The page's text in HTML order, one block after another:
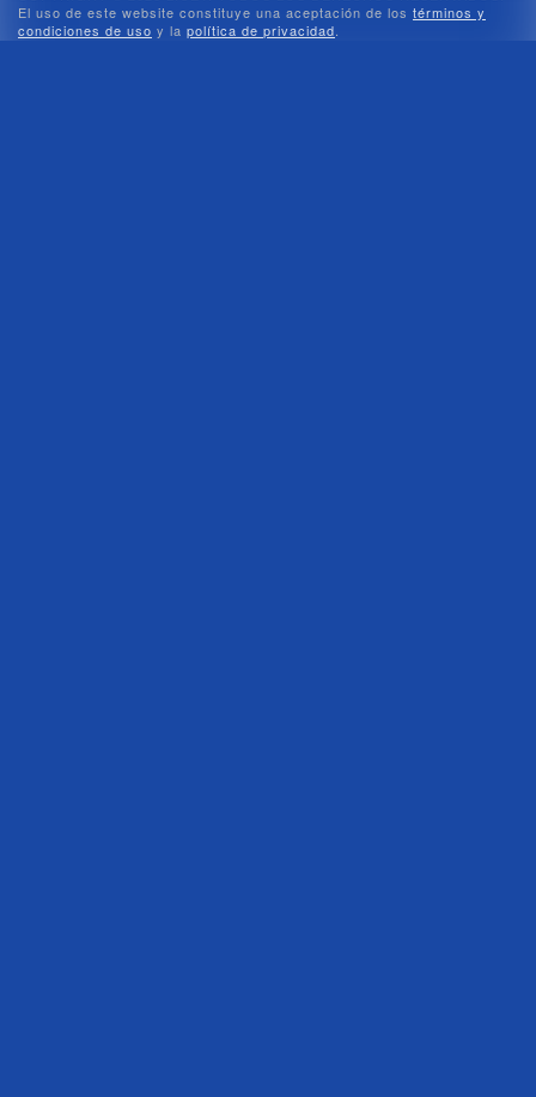
El uso de este website constituye una aceptación de los términos y
condiciones de uso y la política de privacidad